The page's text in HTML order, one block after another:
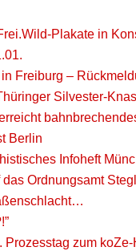
Plakate in
Freiburg –
Silvester-
Berlin
Infoheft
Ordnungsamt
Prozesstag zum